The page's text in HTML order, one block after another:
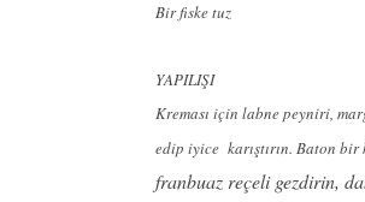
Bir fiske tuz
YAPILIŞI
Kreması için labne peyniri,
edip iyice karıştırın. Baton bir
franbuaz reçeli gezdirin,